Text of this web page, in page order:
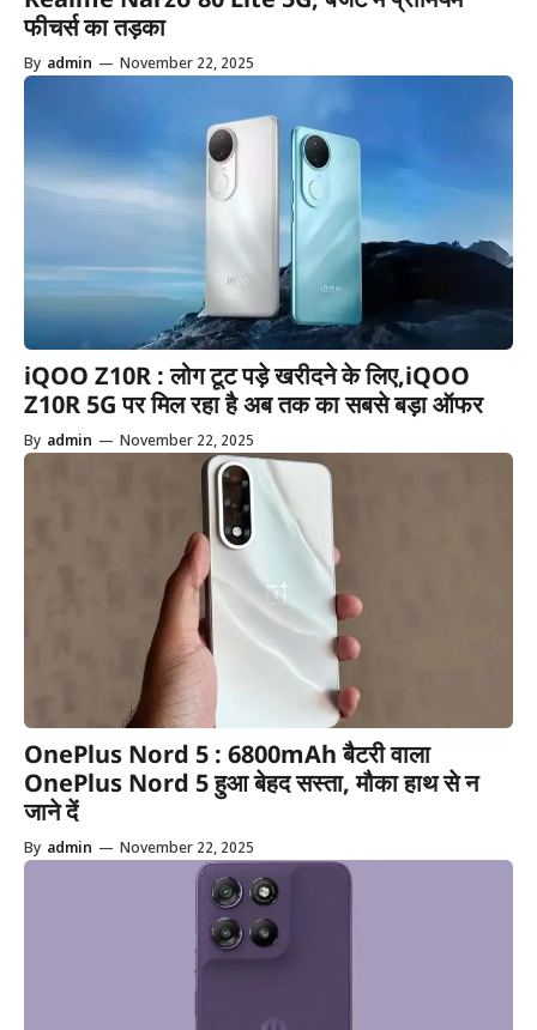
फीचर्स का तड़का
By admin — November 22, 2025
iQOO Z10R : लोग टूट पड़े खरीदने के लिए,iQOO
Z10R 5G पर मिल रहा है अब तक का सबसे बड़ा ऑफर
By admin — November 22, 2025
OnePlus Nord 5 : 6800mAh बैटरी वाला
OnePlus Nord 5 हुआ बेहद सस्ता, मौका हाथ से न
जाने दें
By admin — November 22, 2025